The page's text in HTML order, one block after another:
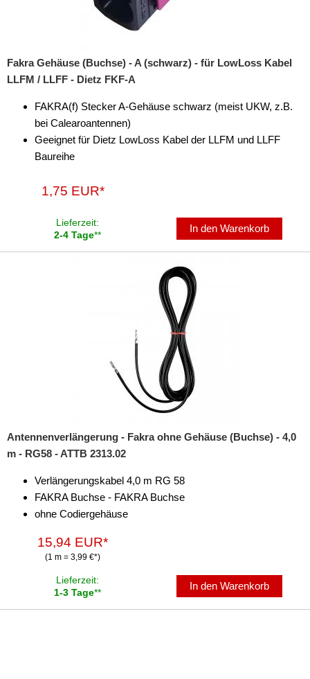
Fakra Gehäuse (Buchse) - A (schwarz) - für LowLoss Kabel
LLFM / LLFF - Dietz FKF-A
FAKRA(f) Stecker A-Gehäuse schwarz (meist UKW, z.B.
bei Calearoantennen)
Geeignet für Dietz LowLoss Kabel der LLFM und LLFF
Baureihe
1,75 EUR*
Lieferzeit:
2-4 Tage**
In den Warenkorb
Antennenverlängerung - Fakra ohne Gehäuse (Buchse) - 4,0
m - RG58 - ATTB 2313.02
Verlängerungskabel 4,0 m RG 58
FAKRA Buchse - FAKRA Buchse
ohne Codiergehäuse
15,94 EUR*
(1 m = 3,99 €*)
Lieferzeit:
1-3 Tage**
In den Warenkorb